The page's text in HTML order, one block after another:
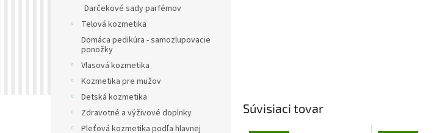
Darčekové sady parfémov
Telová kozmetika
Domáca pedikúra - samozlupovacie
ponožky
Vlasová kozmetika
Kozmetika pre mužov
Detská kozmetika
Zdravotné a výživové doplnky
Pleťová kozmetika podľa hlavnej
Súvisiaci tovar